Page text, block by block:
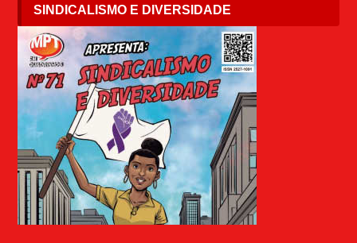
SINDICALISMO E DIVERSIDADE